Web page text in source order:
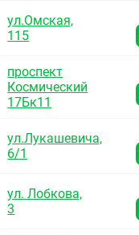
ул.Омская,
115
проспект
Космический
17Бк11
ул.Лукашевича,
6/1
ул. Лобкова,
3